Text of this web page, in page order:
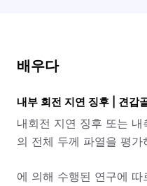
배우다
내부 회전 지연 징후 | 견갑
내회전 지연 징후 또는
의 전체 두께 파열을 평
에 의해 수행된 연구에 따